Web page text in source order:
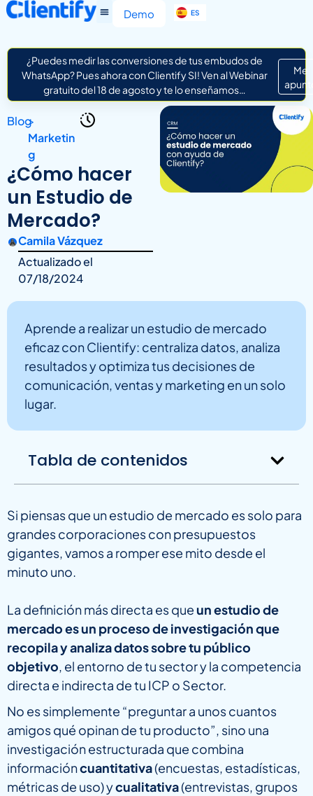
Demo ES
IT
¿Puedes medir las conversiones de tus embudos de
WhatsApp? Pues ahora con Clientify SI! Ven al Webinar
gratuito del 18 de agosto y te lo enseñamos…
Me
Blog
>
Marketin
g
¿Cómo hacer
un Estudio de
Mercado?
Camila Vázquez
Actualizado el
07/18/2024
Aprende a realizar un estudio de mercado
eficaz con Clientify: centraliza datos, analiza
resultados y optimiza tus decisiones de
comunicación, ventas y marketing en un solo
lugar.
Tabla de contenidos
Si piensas que un estudio de mercado es solo para
grandes corporaciones con presupuestos
gigantes, vamos a romper ese mito desde el
minuto uno.
La definición más directa es queun estudio de
mercado es un proceso de investigación que
recopila y analiza datos sobre tu público
objetivo, el entorno de tu sector y la competencia
directa e indirecta de tu ICP o Sector.
No es simplemente “preguntar a unos cuantos
amigos qué opinan de tu producto”, sino una
investigación estructurada que combina
informacióncuantitativa(encuestas, estadísticas,
métricas de uso) ycualitativa(entrevistas, grupos